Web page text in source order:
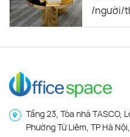
/người/
Tầng 23, Tòa nhà TASCO,
Phường Từ Liêm, TP Hà